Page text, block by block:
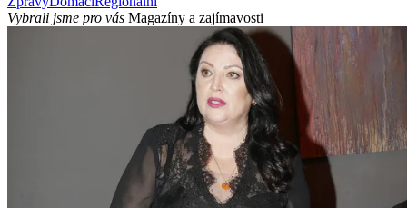
Vybrali jsme pro vás Magazíny a zajímavosti